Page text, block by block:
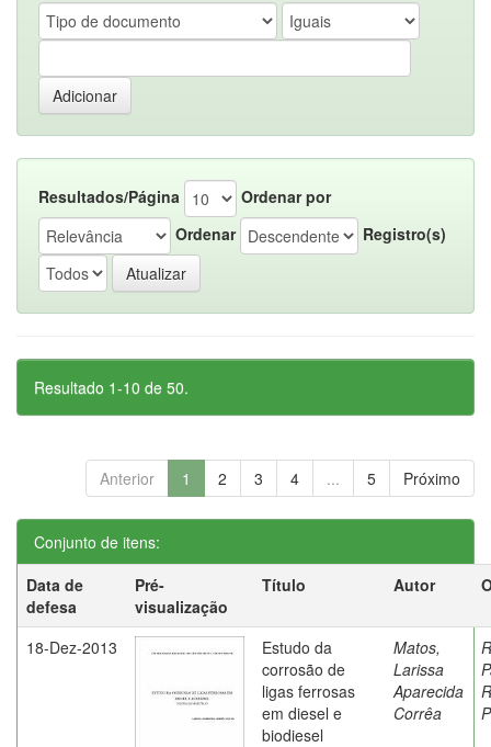
Resultados/Página
Ordenar por
Ordenar
Registro(s)
Resultado 1-10 de 50.
Anterior 1 2 3 4 ... 5 Próximo
Conjunto de itens:
Data de
defesa
Pré-
visualização
Título Autor
18-Dez-2013
Estudo da
corrosão de
ligas ferrosas
em diesel e
biodiesel
Matos,
Larissa
Aparecida
Corrêa